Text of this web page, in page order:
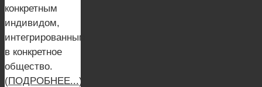
конкретным
индивидом,
интегрированным
в конкретное
общество.
(ПОДРОБНЕЕ...)